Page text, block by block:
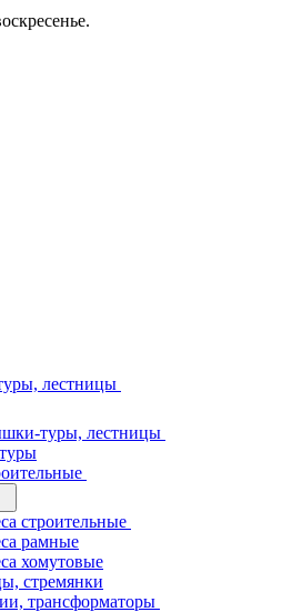
лестницы
туры, лестницы
строительные
рамные
хомутовые
стремянки
трансформаторы